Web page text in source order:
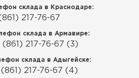
склада в Краснодаре:
217-76-67
склада в Армавире:
(861) 217-76-67 (3)
склада в Адыгейске:
217-76-67 (4)